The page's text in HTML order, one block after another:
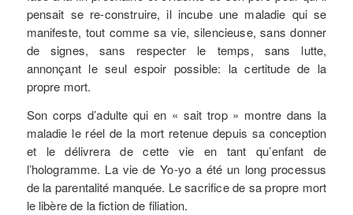
pensait se re-construire, il incube une maladie qui se
manifeste, tout comme sa vie, silencieuse, sans donner
de signes, sans respecter le temps, sans lutte,
annonçant le seul espoir possible: la certitude de la
propre mort.
Son corps d’adulte qui en « sait trop » montre dans la
maladie le réel de la mort retenue depuis sa conception
et le délivrera de cette vie en tant qu’enfant de
l’hologramme. La vie de Yo-yo a été un long processus
de la parentalité manquée. Le sacrifice de sa propre mort
le libère de la fiction de filiation.